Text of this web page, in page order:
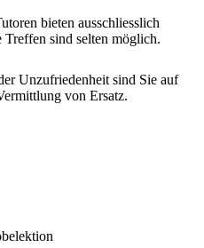
bieten ausschliesslich
sind selten möglich.
Unzufriedenheit sind Sie auf
von Ersatz.